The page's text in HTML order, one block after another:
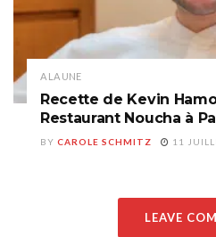
A LA UNE
Recette de Kevin
Restaurant Noucha à
BY CAROLE SCHMITZ 11
LEAVE